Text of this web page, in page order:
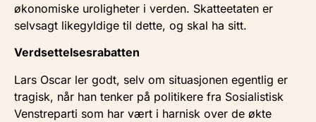
økonomiske uroligheter i verden. Skatteetaten er
selvsagt likegyldige til dette, og skal ha sitt.
Verdsettelsesrabatten
Lars Oscar ler godt, selv om situasjonen egentlig er
tragisk, når han tenker på politikere fra Sosialistisk
Venstreparti som har vært i harnisk over de økte